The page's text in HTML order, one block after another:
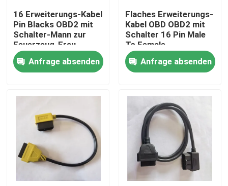
Produkte
16 Erweiterungs-Kabel
Pin Blacks OBD2 mit
Schalter-Mann zur
Feuerzeug-Frau
Anfrage absenden
Flaches Erweiterungs-
Kabel OBD OBD2 mit
Schalter 16 Pin Male
To Female
Anfrage absenden